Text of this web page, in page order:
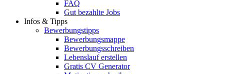
FAQ
Gut bezahlte Jobs
Infos & Tipps
Bewerbungstipps
Bewerbungsmappe
Bewerbungsschreiben
Lebenslauf erstellen
Gratis CV Generator